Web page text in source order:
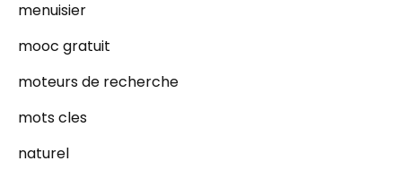
menuisier
mooc gratuit
moteurs de recherche
mots cles
naturel